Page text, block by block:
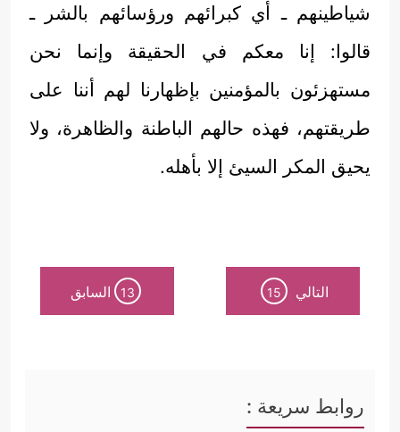
شياطينهم ـ أي كبرائهم ورؤسائهم بالشر ـ
قالوا: إنا معكم في الحقيقة وإنما نحن
مستهزئون بالمؤمنين بإظهارنا لهم أننا على
طريقتهم، فهذه حالهم الباطنة والظاهرة، ولا
يحيق المكر السيئ إلا بأهله.
التالي 15
13 السابق
روابط سريعة :